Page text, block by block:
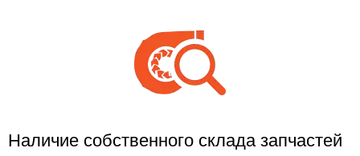
Наличие собственного склада запчастей